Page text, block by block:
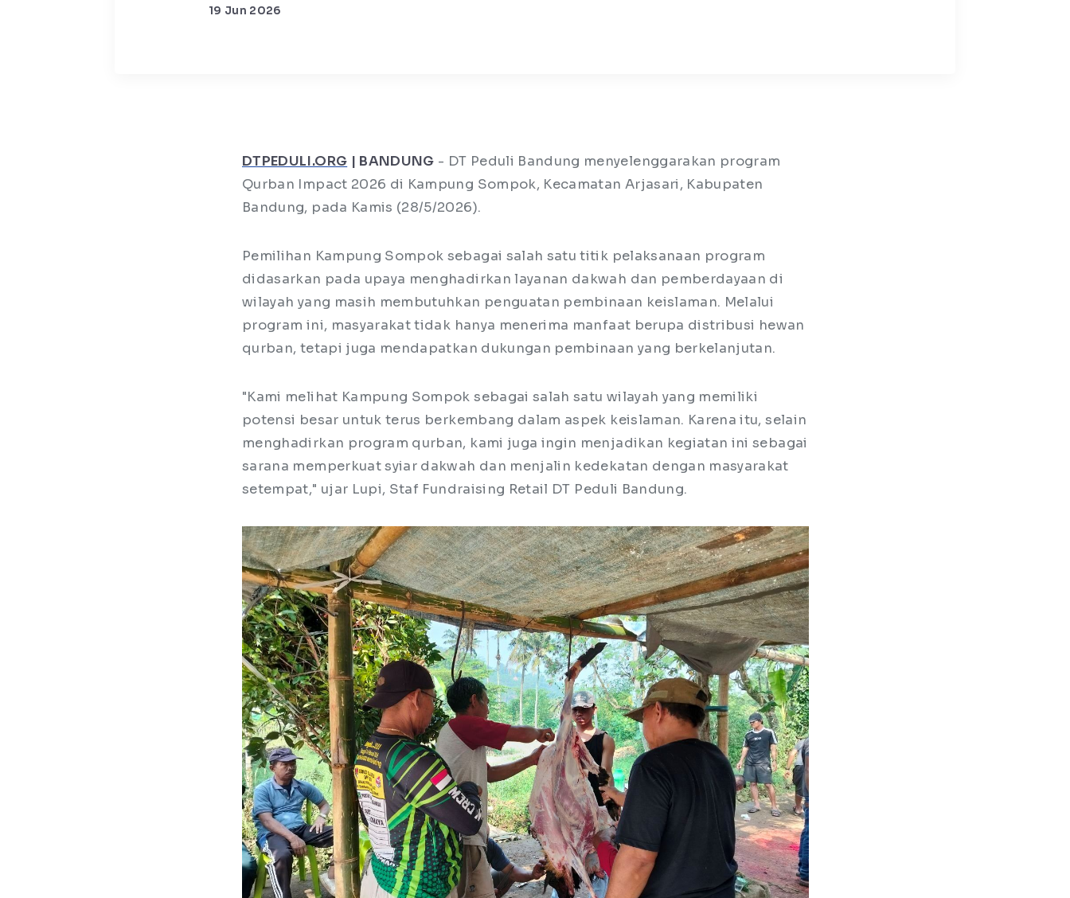
19 Jun 2026
DTPEDULI.ORG | BANDUNG - DT Peduli Bandung menyelenggarakan program
Qurban Impact 2026 di Kampung Sompok, Kecamatan Arjasari, Kabupaten
Bandung, pada Kamis (28/5/2026).
Pemilihan Kampung Sompok sebagai salah satu titik pelaksanaan program
didasarkan pada upaya menghadirkan layanan dakwah dan pemberdayaan di
wilayah yang masih membutuhkan penguatan pembinaan keislaman. Melalui
program ini, masyarakat tidak hanya menerima manfaat berupa distribusi hewan
qurban, tetapi juga mendapatkan dukungan pembinaan yang berkelanjutan.
"Kami melihat Kampung Sompok sebagai salah satu wilayah yang memiliki
potensi besar untuk terus berkembang dalam aspek keislaman. Karena itu, selain
menghadirkan program qurban, kami juga ingin menjadikan kegiatan ini sebagai
sarana memperkuat syiar dakwah dan menjalin kedekatan dengan masyarakat
setempat," ujar Lupi, Staf Fundraising Retail DT Peduli Bandung.